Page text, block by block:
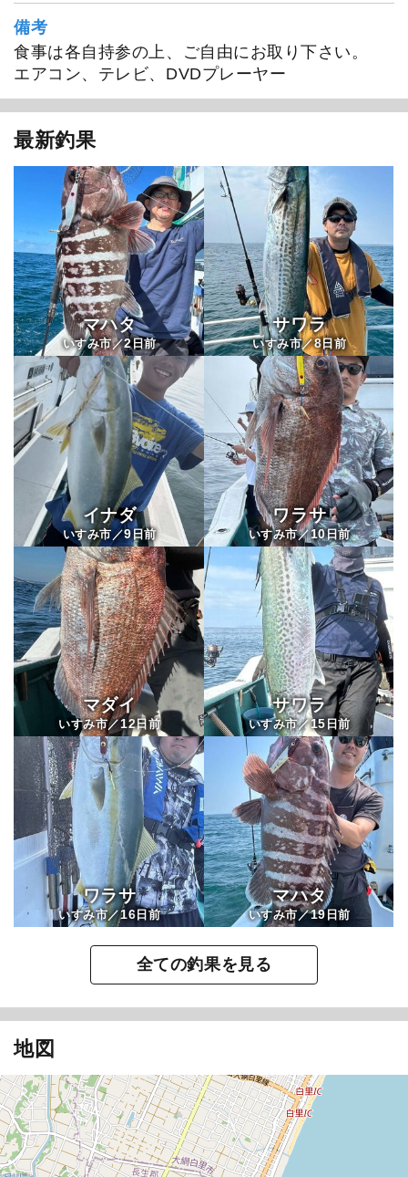
備考
食事は各自持参の上、ご自由にお取り下さい。
エアコン、テレビ、DVDプレーヤー
最新釣果
マハタ
いすみ市／2日前
サワラ
いすみ市／8日前
イナダ
いすみ市／9日前
ワラサ
いすみ市／10日前
マダイ
いすみ市／12日前
サワラ
いすみ市／15 日前
ワラサ
いすみ市／16日前
マハタ
いすみ市／19日前
全ての釣果を見る
地図
広布号
1/20